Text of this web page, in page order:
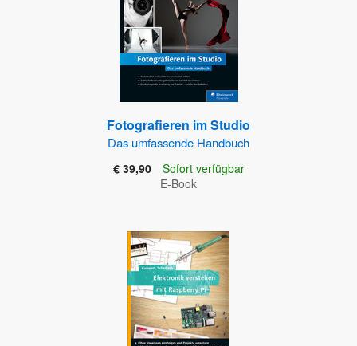
Fotografieren im Studio
Das umfassende Handbuch
€ 39,90
Sofort verfügbar
E-Book